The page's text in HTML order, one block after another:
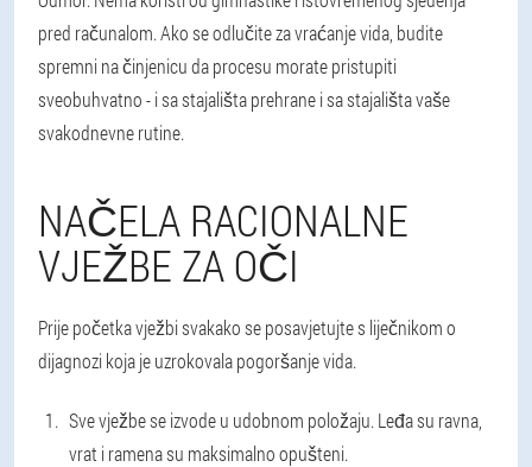
pred računalom. Ako se odlučite za vraćanje vida, budite
spremni na činjenicu da procesu morate pristupiti
sveobuhvatno - i sa stajališta prehrane i sa stajališta vaše
svakodnevne rutine.
NAČELA RACIONALNE
VJEŽBE ZA OČI
Prije početka vježbi svakako se posavjetujte s liječnikom o
dijagnozi koja je uzrokovala pogoršanje vida.
Sve vježbe se izvode u udobnom položaju. Leđa su ravna,
vrat i ramena su maksimalno opušteni.